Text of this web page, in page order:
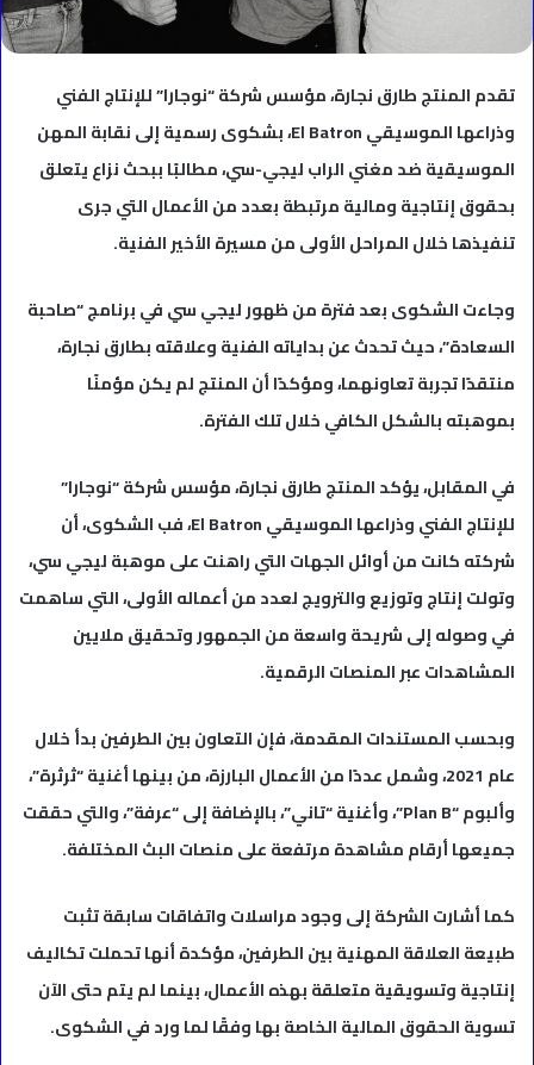
تقدم المنتج طارق نجارة، مؤسس شركة “نوجارا” للإنتاج الفني
وذراعها الموسيقي El Batron، بشكوى رسمية إلى نقابة المهن
الموسيقية ضد مغني الراب ليجي-سي، مطالبًا ببحث نزاع يتعلق
بحقوق إنتاجية ومالية مرتبطة بعدد من الأعمال التي جرى
تنفيذها خلال المراحل الأولى من مسيرة الأخير الفنية.
وجاءت الشكوى بعد فترة من ظهور ليجي سي في برنامج “صاحبة
السعادة”، حيث تحدث عن بداياته الفنية وعلاقته بطارق نجارة،
منتقدًا تجربة تعاونهما، ومؤكدًا أن المنتج لم يكن مؤمنًا
بموهبته بالشكل الكافي خلال تلك الفترة.
في المقابل، يؤكد المنتج طارق نجارة، مؤسس شركة “نوجارا”
للإنتاج الفني وذراعها الموسيقي El Batron، فب الشكوى، أن
شركته كانت من أوائل الجهات التي راهنت على موهبة ليجي سي،
وتولت إنتاج وتوزيع والترويج لعدد من أعماله الأولى، التي ساهمت
في وصوله إلى شريحة واسعة من الجمهور وتحقيق ملايين
المشاهدات عبر المنصات الرقمية.
وبحسب المستندات المقدمة، فإن التعاون بين الطرفين بدأ خلال
عام 2021، وشمل عددًا من الأعمال البارزة، من بينها أغنية “ثرثرة”،
وألبوم “Plan B”، وأغنية “تاني”، بالإضافة إلى “عرفة”، والتي حققت
جميعها أرقام مشاهدة مرتفعة على منصات البث المختلفة.
كما أشارت الشركة إلى وجود مراسلات واتفاقات سابقة تثبت
طبيعة العلاقة المهنية بين الطرفين، مؤكدة أنها تحملت تكاليف
إنتاجية وتسويقية متعلقة بهذه الأعمال، بينما لم يتم حتى الآن
تسوية الحقوق المالية الخاصة بها وفقًا لما ورد في الشكوى.